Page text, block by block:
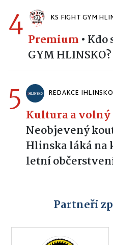
4 KS FIGHT GYM
Premium • Kdo
GYM HLINSKO?
5 REDAKCE
Kultura a volný
Neobjevený
Hlinska láká na
letní
Partneři